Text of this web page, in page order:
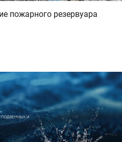
пожарного резервуара